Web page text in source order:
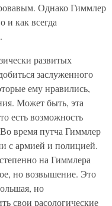
Однако Гиммлер
и как всегда
развитых
заслуженного
ему нравились,
Может быть, эта
есть возможность
время путча Гиммлер
с армией и полицией.
на Гиммлера
но возвышение. Это
но
свои расологические